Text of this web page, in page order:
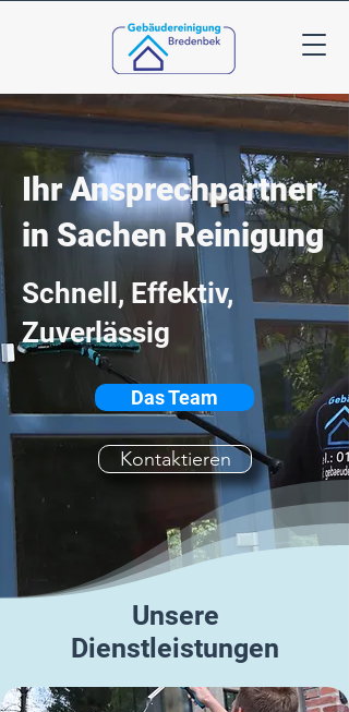
Ihr Ansprechpartner
in Sachen Reinigung
Schnell, Effektiv,
Zuverlässig
Das Team
Kontaktieren
Unsere
Dienstleistungen